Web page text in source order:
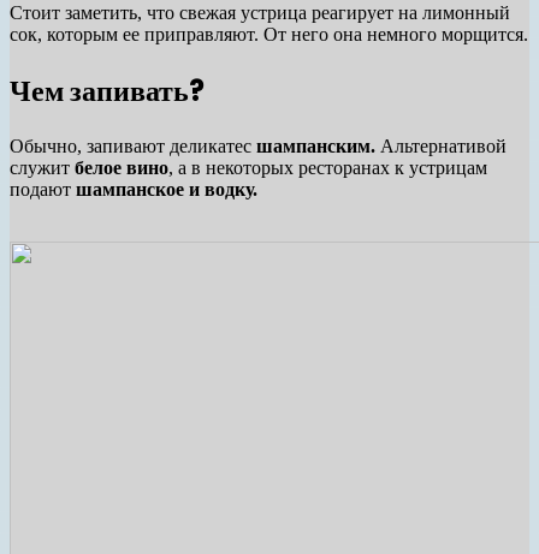
Стоит заметить, что свежая устрица реагирует на лимонный
сок, которым ее приправляют. От него она немного морщится.
Чем запивать?
Обычно, запивают деликатес шампанским. Альтернативой
служит белое вино, а в некоторых ресторанах к устрицам
подают шампанское и водку.